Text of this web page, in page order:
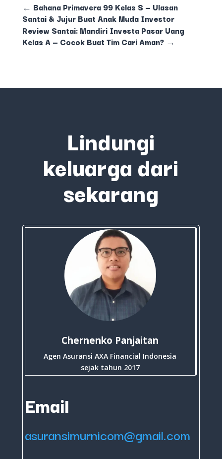
← Bahana Primavera 99 Kelas S — Ulasan
Santai & Jujur Buat Anak Muda Investor
Review Santai: Mandiri Investa Pasar Uang
Kelas A — Cocok Buat Tim Cari Aman?→
Lindungi
keluarga dari
sekarang
Chernenko Panjaitan
Agen Asuransi AXA Financial Indonesia
sejak tahun 2017
Email
asuransimurnicom@gmail.com